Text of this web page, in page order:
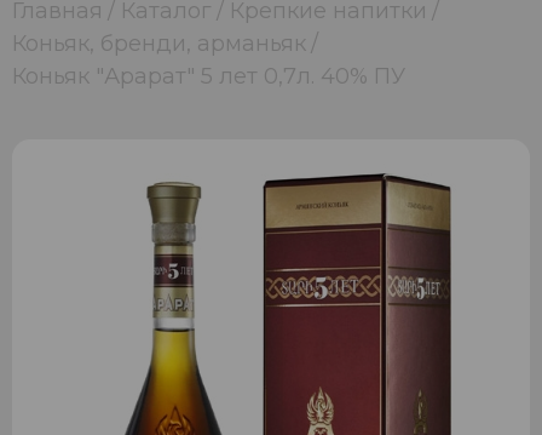
Главная Каталог
Крепкие напитки
Коньяк, бренди, арманьяк
Коньяк "Арарат" 5 лет 0,7л. 40% ПУ